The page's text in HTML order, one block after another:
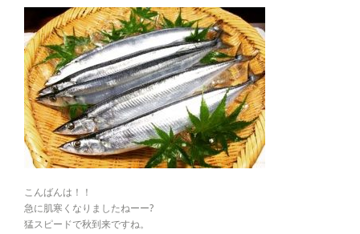
こんばんは！！
急に肌寒くなりましたねーー?
猛スピードで秋到来ですね。